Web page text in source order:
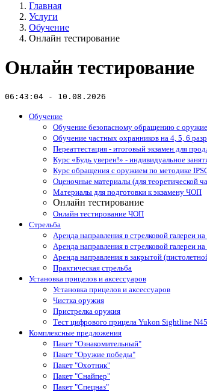
Главная
Услуги
Обучение
Онлайн тестирование
Онлайн тестирование
06:43:04 - 10.08.2026
Обучение
Обучение безопасному обращению с
Обучение частных охранников на 4, 5, 6
Переаттестация - итоговый экзамен для
Курс «Будь уверен!» - индивидуальное
Курс обращения с оружием по методике
Оценочные материалы (для теоретической
Материалы для подготовки к экзамену ЧОП
Онлайн тестирование
Онлайн тестирование ЧОП
Стрельба
Аренда направления в стрелковой галереи
Аренда направления в стрелковой галереи
Аренда направления в закрытой
Практическая стрельба
Установка прицелов и аксессуаров
Установка прицелов и аксессуаров
Чистка оружия
Пристрелка оружия
Тест цифрового прицела Yukon Sightline
Комплексные предложения
Пакет "Ознакомительный"
Пакет "Оружие победы"
Пакет "Охотник"
Пакет "Снайпер"
Пакет "Спецназ"